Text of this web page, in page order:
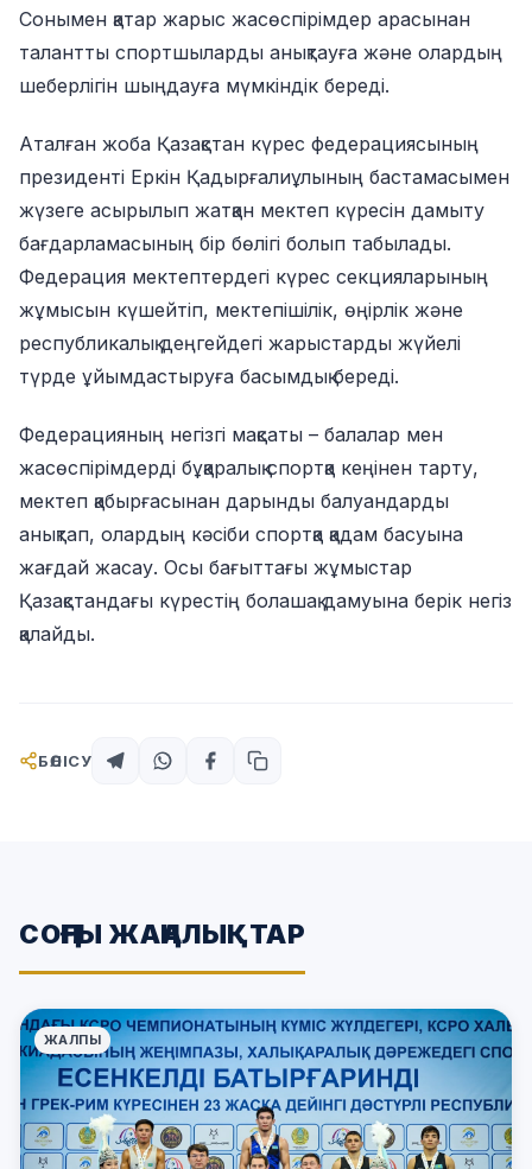
Сонымен қатар жарыс жасөспірімдер арасынан
талантты спортшыларды анықтауға және олардың
шеберлігін шыңдауға мүмкіндік береді.
Аталған жоба Қазақстан күрес федерациясының
президенті Еркін Қадырғалиұлының бастамасымен
жүзеге асырылып жатқан мектеп күресін дамыту
бағдарламасының бір бөлігі болып табылады.
Федерация мектептердегі күрес секцияларының
жұмысын күшейтіп, мектепішілік, өңірлік және
республикалық деңгейдегі жарыстарды жүйелі
түрде ұйымдастыруға басымдық береді.
Федерацияның негізгі мақсаты – балалар мен
жасөспірімдерді бұқаралық спортқа кеңінен тарту,
мектеп қабырғасынан дарынды балуандарды
анықтап, олардың кәсіби спортқа қадам басуына
жағдай жасау. Осы бағыттағы жұмыстар
Қазақстандағы күрестің болашақ дамуына берік негіз
қалайды.
БӨЛІСУ
СОҢҒЫ ЖАҢАЛЫҚТАР
ЖАЛПЫ